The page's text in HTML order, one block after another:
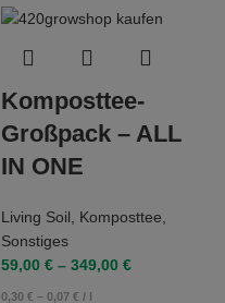
Komposttee-
Großpack – ALL
IN ONE
Living Soil Komposttee
Sonstiges
59,00€ –349,00€
0,30€ –0,07€ / l